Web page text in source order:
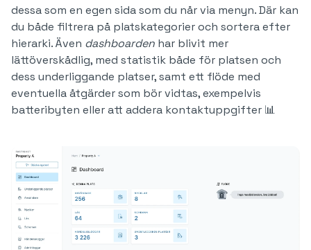
dessa som en egen sida som du når via menyn. Där kan
du både filtrera på platskategorier och sortera efter
hierarki. Även dashboarden har blivit mer
lättöverskådlig, med statistik både för platsen och
dess underliggande platser, samt ett flöde med
eventuella åtgärder som bör vidtas, exempelvis
batteribyten eller att addera kontaktuppgifter 📊